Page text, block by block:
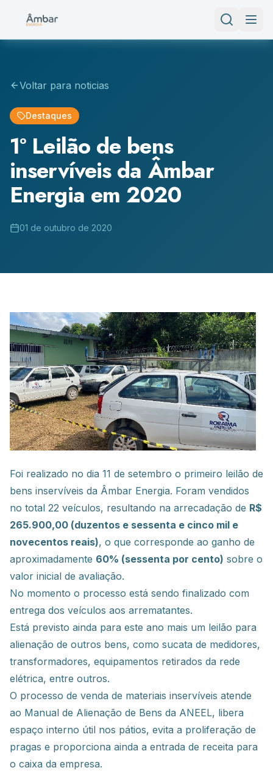
Voltar para noticias
Destaques
1º Leilão de bens
inservíveis da Âmbar
Energia em 2020
01 de outubro de 2020
Foi realizado no dia 11 de setembro o primeiro leilão de
bens inservíveis da Âmbar Energia. Foram vendidos
no total 22 veículos, resultando na arrecadação de R$
265.900,00 (duzentos e sessenta e cinco mil e
novecentos reais), o que corresponde ao ganho de
aproximadamente 60% (sessenta por cento) sobre o
valor inicial de avaliação.
No momento o processo está sendo finalizado com
entrega dos veículos aos arrematantes.
Está previsto ainda para este ano mais um leilão para
alienação de outros bens, como sucata de medidores,
transformadores, equipamentos retirados da rede
elétrica, entre outros.
O processo de venda de materiais inservíveis atende
ao Manual de Alienação de Bens da ANEEL, libera
espaço interno útil nos pátios, evita a proliferação de
pragas e proporciona ainda a entrada de receita para
o caixa da empresa.